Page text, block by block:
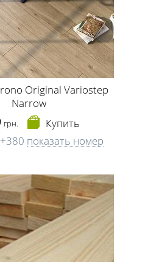
Original Variostep
Narrow
грн.
Купить
+380 показать номер